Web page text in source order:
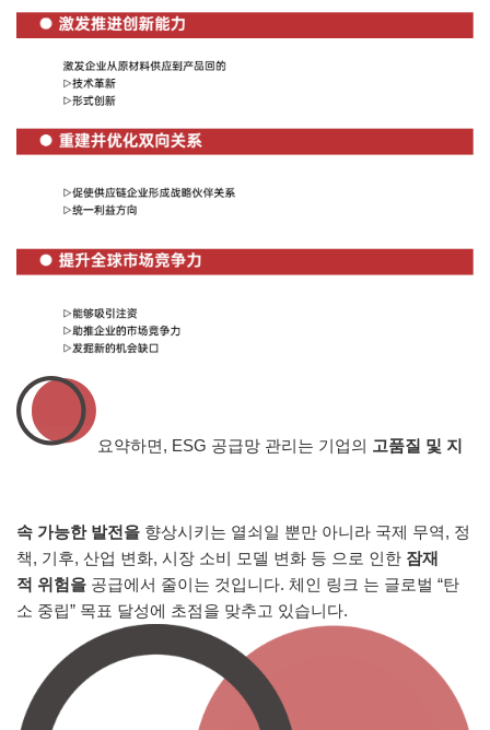
요약하면, ESG 공급망 관리는 기업의 고품질 및 지
속 가능한 발전을 향상시키는 열쇠일 뿐만 아니라 국제 무역, 정
책, 기후, 산업 변화, 시장 소비 모델 변화 등 으로 인한 잠재
적 위험을 공급에서 줄이는 것입니다. 체인 링크 는 글로벌 “탄
소 중립” 목표 달성에 초점을 맞추고 있습니다.